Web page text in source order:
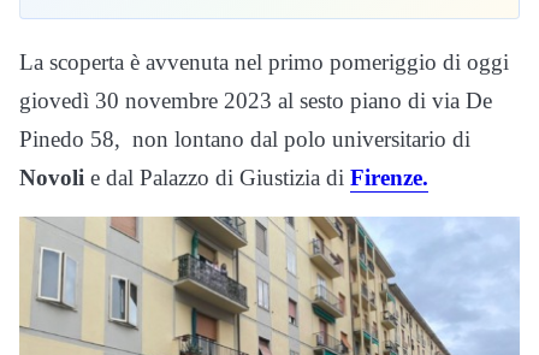
La scoperta è avvenuta nel primo pomeriggio di oggi
giovedì 30 novembre 2023 al sesto piano di via De
Pinedo 58, non lontano dal polo universitario di
Novoli e dal Palazzo di Giustizia di Firenze.